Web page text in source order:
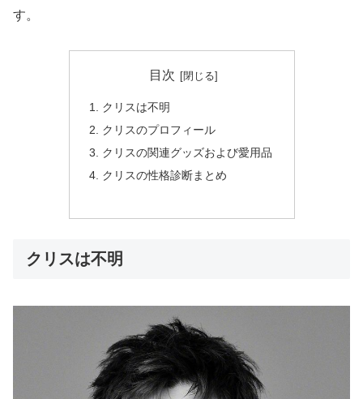
す。
目次
クリスは不明
クリスのプロフィール
クリスの関連グッズおよび愛用品
クリスの性格診断まとめ
クリスは不明